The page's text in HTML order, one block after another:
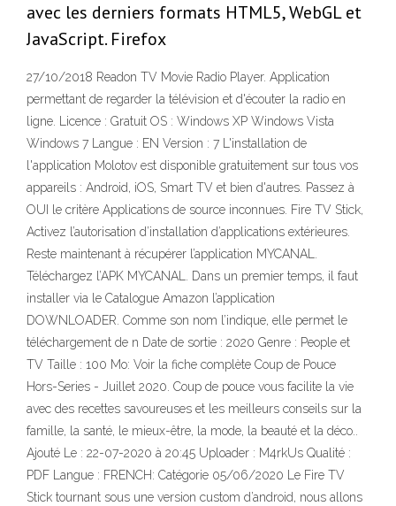
avec les derniers formats HTML5, WebGL et
JavaScript. Firefox
27/10/2018 Readon TV Movie Radio Player. Application
permettant de regarder la télévision et d'écouter la radio en
ligne. Licence : Gratuit OS : Windows XP Windows Vista
Windows 7 Langue : EN Version : 7 L'installation de
l'application Molotov est disponible gratuitement sur tous vos
appareils : Android, iOS, Smart TV et bien d'autres. Passez à
OUI le critère Applications de source inconnues. Fire TV Stick,
Activez l’autorisation d’installation d’applications extérieures.
Reste maintenant à récupérer l’application MYCANAL.
Téléchargez l’APK MYCANAL. Dans un premier temps, il faut
installer via le Catalogue Amazon l’application
DOWNLOADER. Comme son nom l’indique, elle permet le
téléchargement de n Date de sortie : 2020 Genre : People et
TV Taille : 100 Mo: Voir la fiche complète Coup de Pouce
Hors-Series - Juillet 2020. Coup de pouce vous facilite la vie
avec des recettes savoureuses et les meilleurs conseils sur la
famille, la santé, le mieux-être, la mode, la beauté et la déco..
Ajouté Le : 22-07-2020 à 20:45 Uploader : M4rkUs Qualité :
PDF Langue : FRENCH: Catégorie 05/06/2020 Le Fire TV
Stick tournant sous une version custom d’android, nous allons